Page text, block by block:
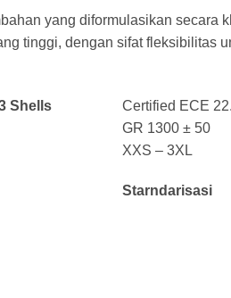
yang diformulasikan secara
tinggi, dengan sifat fleksibilitas
Shells
Certified ECE
GR 1300 ± 50
XXS – 3XL
Starndarisasi